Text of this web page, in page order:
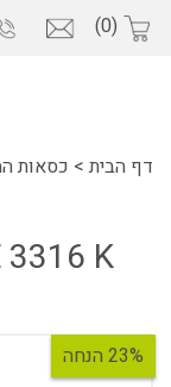
(0)
דף הבית > כסאות
3316 K
23% הנחה